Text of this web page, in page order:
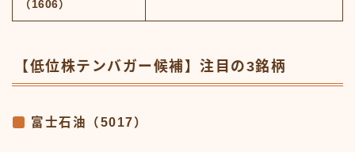
（1606）
【低位株テンバガー候補】注目の3銘柄
富士石油（5017）